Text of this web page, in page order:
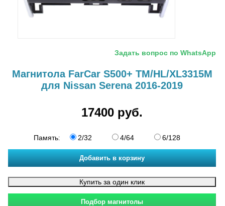
Задать вопрос по WhatsApp
Магнитола FarCar S500+ TM/HL/XL3315M
для Nissan Serena 2016-2019
17400 руб.
Память: 2/32 4/64 6/128